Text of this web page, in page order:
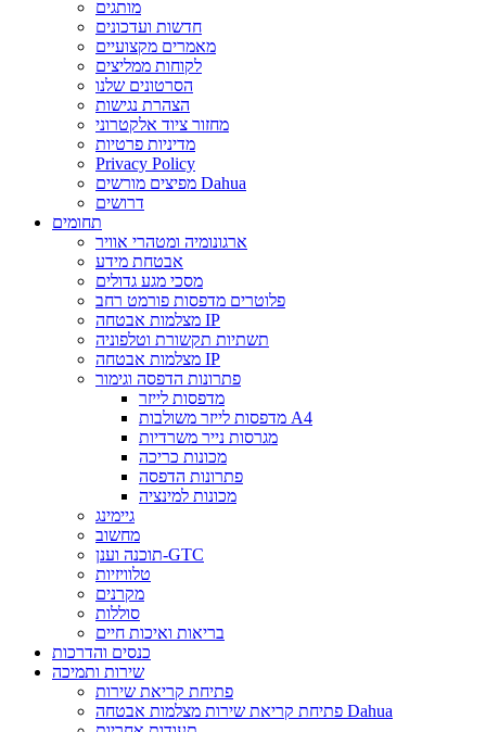
מותגים
חדשות ועדכונים
מאמרים מקצועיים
לקוחות ממליצים
הסרטונים שלנו
הצהרת נגישות
מחזור ציוד אלקטרוני
מדיניות פרטיות
Privacy Policy
מפיצים מורשים Dahua
דרושים
תחומים
ארגונומיה ומטהרי אוויר
אבטחת מידע
מסכי מגע גדולים
פלוטרים מדפסות פורמט רחב
מצלמות אבטחה IP
תשתיות תקשורת וטלפוניה
מצלמות אבטחה IP
פתרונות הדפסה וגימור
מדפסות לייזר
מדפסות לייזר משולבות A4
מגרסות נייר משרדיות
מכונות כריכה
פתרונות הדפסה
מכונות למינציה
גיימינג
מחשוב
תוכנה וענן-GTC
טלוויזיות
מקרנים
סוללות
בריאות ואיכות חיים
כנסים והדרכות
שירות ותמיכה
פתיחת קריאת שירות
פתיחת קריאת שירות מצלמות אבטחה Dahua